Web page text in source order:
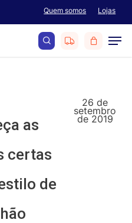
Lojas
Quem somos
as
certas
de
26 de
setembro
de 2019
Menu